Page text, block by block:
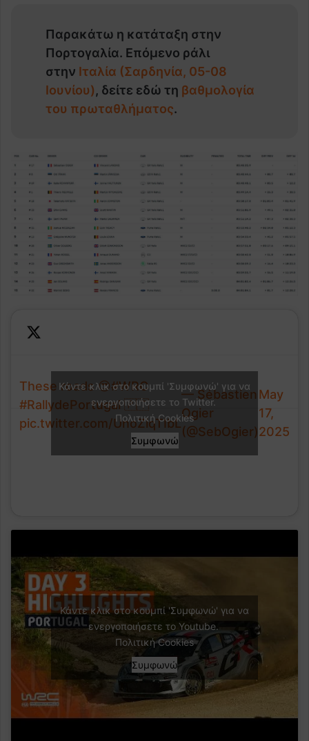
Παρακάτω η κατάταξη στην
Πορτογαλία. Επόμενο ράλι
στην Ιταλία (Σαρδηνία, 05-08
Ιουνίου), δείτε εδώ τη βαθμολογία
του πρωταθλήματος.
These roads 😍#WRC
#RallydePortugal🇵🇹
pic.twitter.com/UnoZiqTIbL
— Sébastien
Ogier
(@SebOgier)
May
17,
2025
Κάντε κλικ στο κουμπί 'Συμφωνώ' για να
ενεργοποιήσετε το Twitter.
Πολιτική Cookies
Συμφωνώ
Κάντε κλικ στο κουμπί 'Συμφωνώ' για να
ενεργοποιήσετε το Youtube.
Πολιτική Cookies
Συμφωνώ